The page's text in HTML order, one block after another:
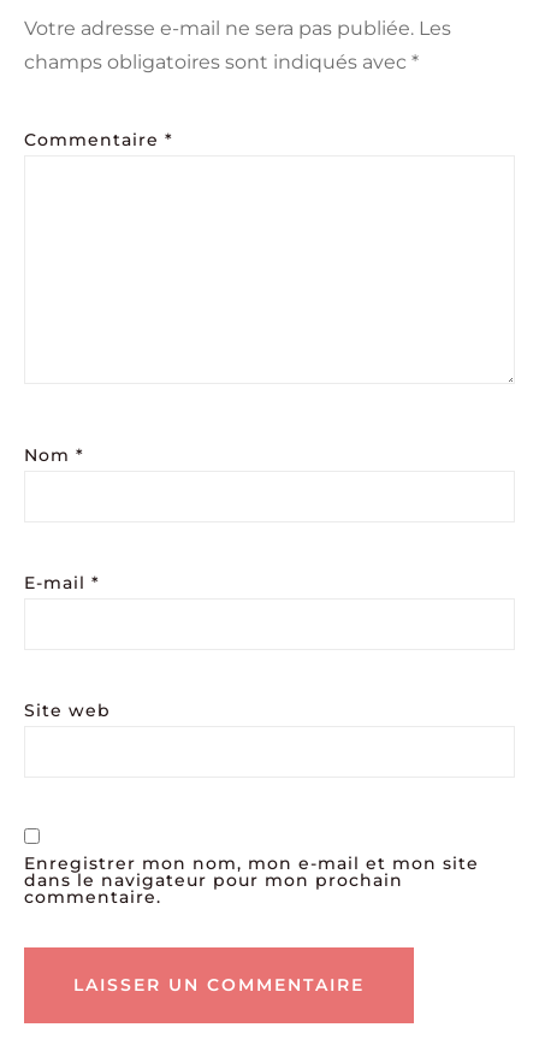
Votre adresse e-mail ne sera pas publiée. Les
champs obligatoires sont indiqués avec *
Commentaire *
Nom *
E-mail *
Site web
Enregistrer mon nom, mon e-mail et mon site
dans le navigateur pour mon prochain
commentaire.